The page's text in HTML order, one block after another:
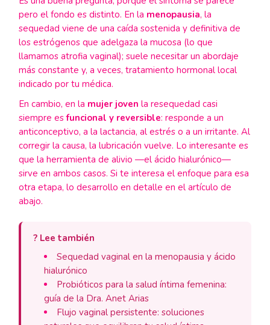
pero el fondo es distinto. En la menopausia, la
sequedad viene de una caída sostenida y definitiva de
los estrógenos que adelgaza la mucosa (lo que
llamamos atrofia vaginal); suele necesitar un abordaje
más constante y, a veces, tratamiento hormonal local
indicado por tu médica.
En cambio, en la mujer joven la resequedad casi
siempre esfuncional y reversible: responde a un
anticonceptivo, a la lactancia, al estrés o a un irritante. Al
corregir la causa, la lubricación vuelve. Lo interesante es
que la herramienta de alivio —el ácido hialurónico—
sirve en ambos casos. Si te interesa el enfoque para esa
otra etapa, lo desarrollo en detalle en el artículo de
abajo.
? Lee también
Sequedad vaginal en la menopausia y ácido
hialurónico
Probióticos para la salud íntima femenina:
guía de la Dra. Anet Arias
Flujo vaginal persistente: soluciones